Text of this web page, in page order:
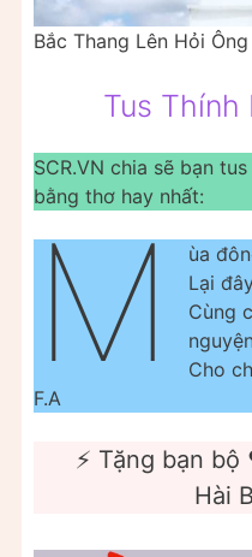
Bắc Thang Lên Hỏi
Tus Thính
SCR.VN chia sẽ bạn
bằng thơ hay nhất:
M
ùa
Lại
Cùng
Cho
F.A
⚡ Tặng bạn
Hài